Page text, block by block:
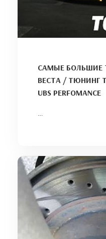
САМЫЕ БОЛЬШИЕ
ВЕСТА / ТЮНИНГ
UBS PERFOMANCE